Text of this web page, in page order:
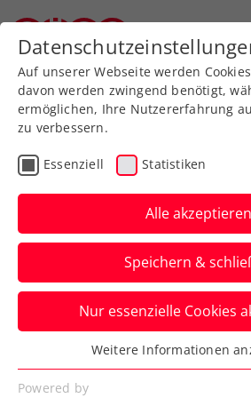
Zurück zur Newsübersicht
Turniere
Upper Austria
Linz:
sich die Ehre
Damit schlägt auch eine
Gewinnerin beim WTA-
Oberösterreich auf.
Verfasst von: Presseaussendung /
Auf unserer Webseite werden
davon werden zwingend benötigt,
ermöglichen, Ihre Nutzererfahrung
zu verbessern.
Essenziell Statistiken
Alle akzeptieren
Speichern &
Nur essenzielle Cookies
Essenziell
Essenzielle Cookies werden für
Weitere Informationen
Powered by